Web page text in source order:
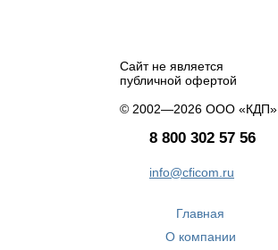
Сайт не является
публичной офертой
© 2002—2026 ООО «КДП»
8 800 302 57 56
info@cficom.ru
Главная
О компании